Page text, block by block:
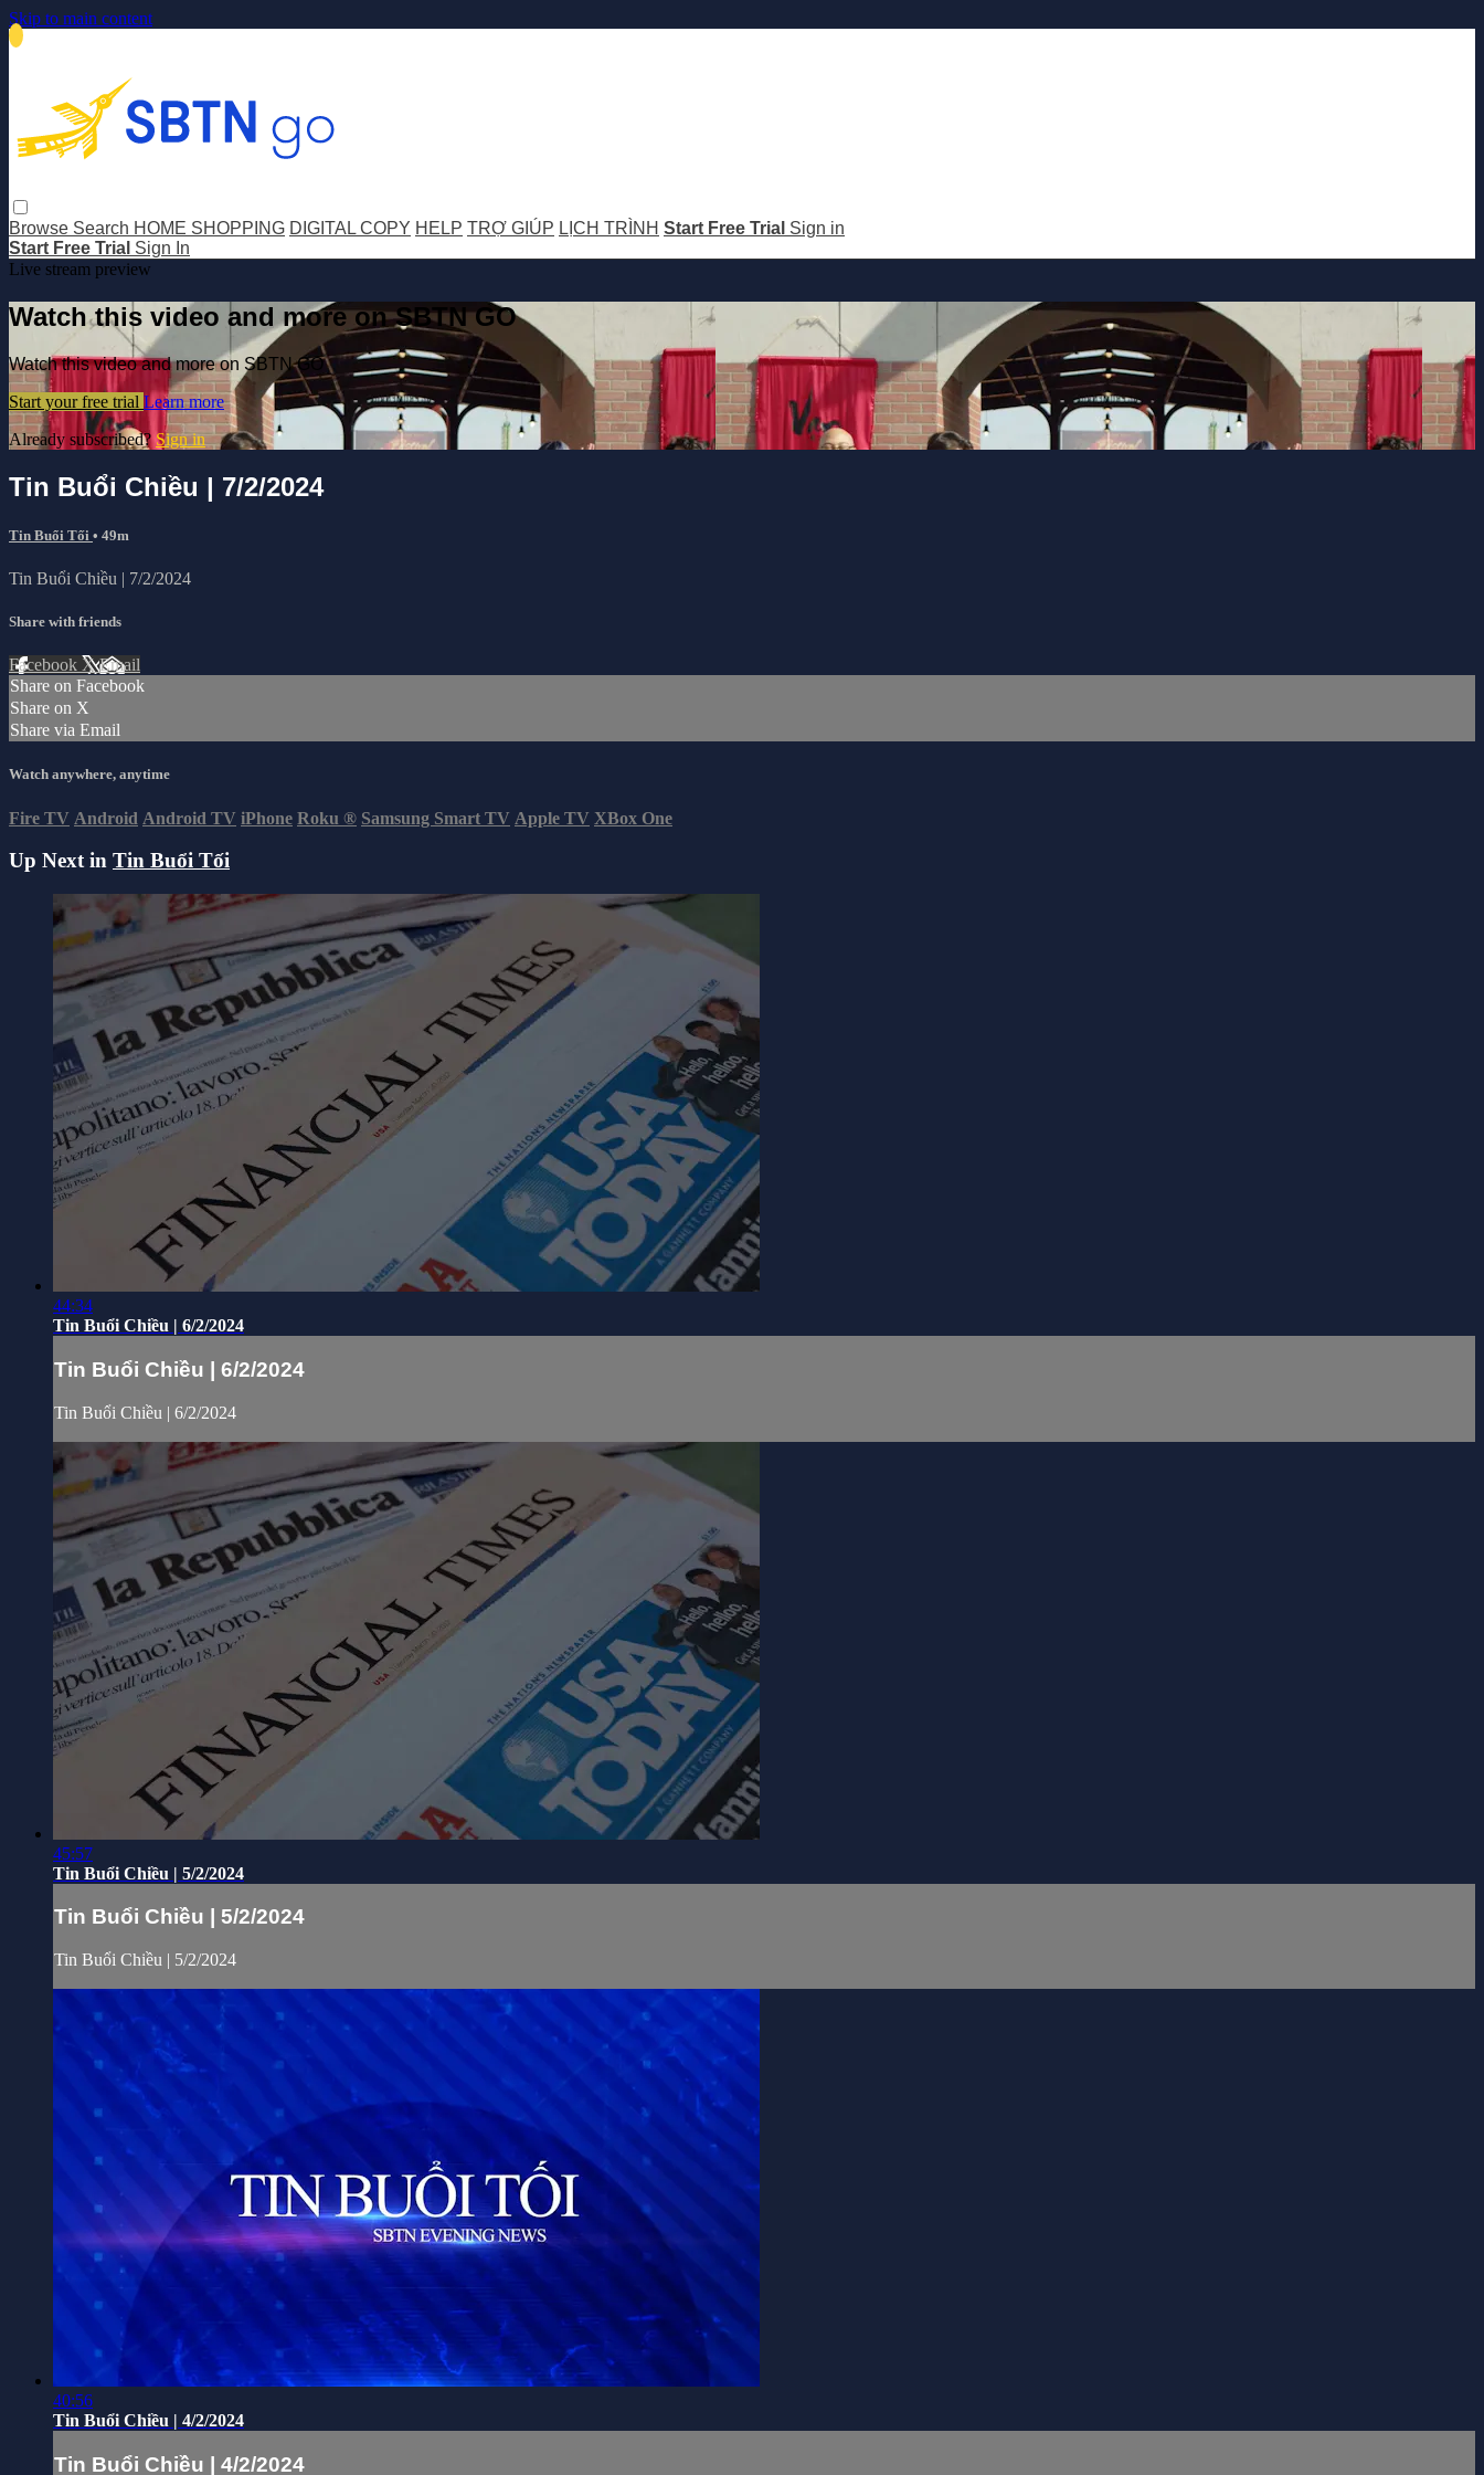
Skip to main content
Browse Search HOME SHOPPING DIGITAL COPY HELP TRỢ GIÚP LỊCH TRÌNH Start Free Trial Sign in
Start Free Trial Sign In
Live stream preview
Watch this video and more on SBTN GO
Watch this video and more on SBTN GO
Start your free trial Learn more
Already subscribed? Sign in
Tin Buổi Chiều | 7/2/2024
Tin Buổi Tối • 49m
Tin Buổi Chiều | 7/2/2024
Share with friends
Facebook XEmail
Share on Facebook
Share on X
Share via Email
Watch anywhere, anytime
Fire TV Android Android TV iPhone Roku ® Samsung Smart TV Apple TV XBox One
Up Next in Tin Buổi Tối
44:34
Tin Buổi Chiều | 6/2/2024
Tin Buổi Chiều | 6/2/2024
Tin Buổi Chiều | 6/2/2024
45:57
Tin Buổi Chiều | 5/2/2024
Tin Buổi Chiều | 5/2/2024
Tin Buổi Chiều | 5/2/2024
40:56
Tin Buổi Chiều | 4/2/2024
Tin Buổi Chiều | 4/2/2024